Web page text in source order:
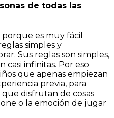
de todas las
es muy fácil
simples y
Sus reglas son simples,
casi infinitas. Por eso
que apenas empiezan
previa, para
disfrutan de cosas
o la emoción de jugar